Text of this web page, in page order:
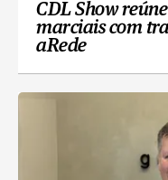
CDL Show
marciais com
aRede